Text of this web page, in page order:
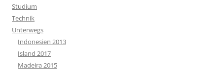
Studium
Technik
Unterwegs
Indonesien 2013
Island 2017
Madeira 2015